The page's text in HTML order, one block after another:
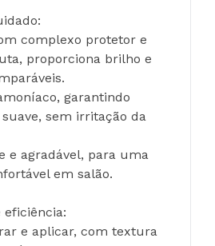
complexo protetor e
proporciona brilho e
garantindo
sem irritação da
e agradável, para uma
em salão.
eficiência:
e aplicar, com textura